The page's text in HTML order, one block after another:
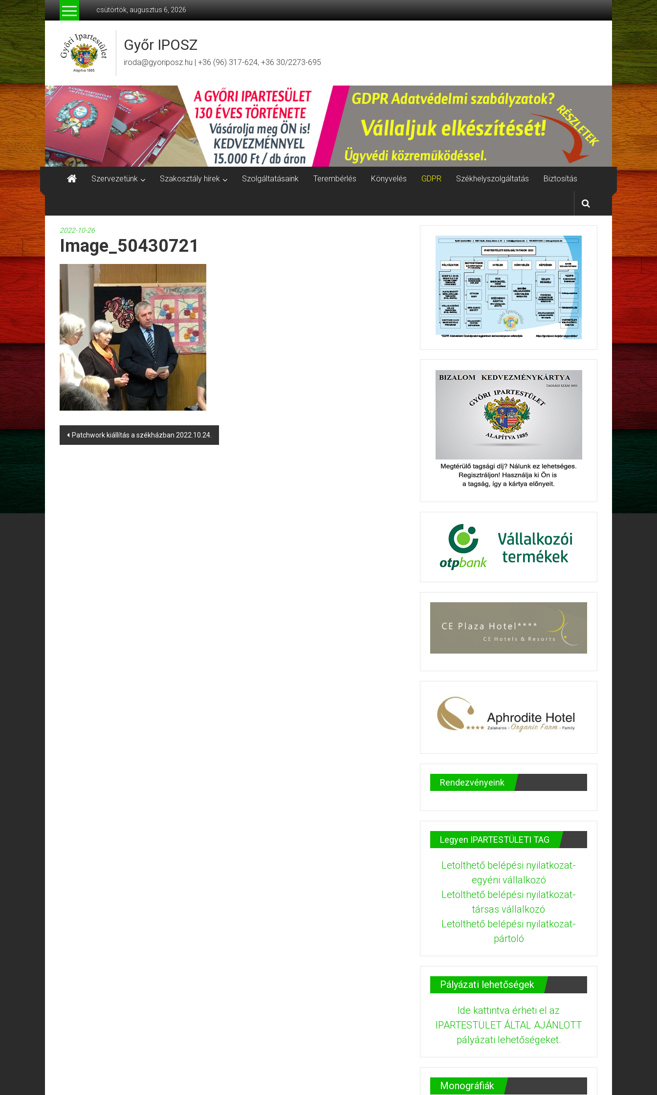
Skip
to
content
csütörtök, augusztus 6, 2026
Győr IPOSZ
iroda@gyoriposz.hu | +36 (96) 317-624, +36 30/2273-695
Szervezetünk Szakosztály hírek Szolgáltatásaink Terembérlés Könyvelés GDPR Székhelyszolgáltatás Biztosítás
2022-10-26
Image_50430721
Post
Patchwork kiállítás a székházban 2022.10.24.
Rendezvényeink
Legyen IPARTESTÜLETI TAG
Letölthető belépési nyilatkozat-
egyéni vállalkozó
Letölthető belépési nyilatkozat-
társas vállalkozó
Letölthető belépési nyilatkozat-
pártoló
Pályázati lehetőségek
Ide kattintva érheti el az
IPARTESTÜLET ÁLTAL AJÁNLOTT
pályázati lehetőségeket.
Monográfiák